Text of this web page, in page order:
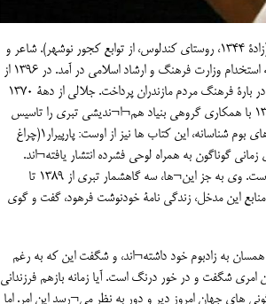
از فرهود هم در صفحۀ 613 جلد نخست دانشنامۀ مازندران چنین آمده است: «جلالی کندلوسی، فرهود(زادۀ 1344، روستای کندلوس، از توابع کجور نوشهر). شاعر و
پژوهشگر. در سال 1371 از دانشگاه تهران در رشتۀ علوم اجتماعی دانشنامۀ کارشناسی دریافت کرد وبه استخدام وزارت فرهنگ و ارشاد اسلامی در آمد. در 1396 از
دانشگاه گیلان گواهی نامۀ کارشناسی ارشد ایران شناسی گرفت. او از جوانی به سرودن شعر و پژوهش در بارۀ فرهنگ مردم مازندران پرداخت. جلالی از دهۀ 1370
طراح و گردانندۀ جشنواره های محلی در سطح کشوری بود. در 1382 موسسۀ فرهنگی پارپیرار و در 1389 با همکاری گروهی بنیاد هم¬ا¬ندیشی تبری را تاسیس
کرد...از 1392 ماهنامه¬ای به نام پارپیرار منتشر نمود. افزون بر همکاری با مطبوعات و نگارش مقاله های بوم شناسانه، این کتاب ها نیز از اوست: پارپیرار1(چراغ
اشک) این چهار کتاب، در بازه های زمانی گوناگون به همراه لوحی فشرده انتشار یافته¬اند.
داستان منظوم مینا و پلنگ، که رخدادگاه آن نیزروستای کوهستانی کندلوس است، از دیگر آثار جلالی¬ست. وی به جز این¬ها، سه گاهشمار تبری از 1389 تا
منابع این مدخل، زندگی نامۀ خودنوشت فرهود، گفت و گوی
به زادبوم خود داشته¬اند، و شگفت این که به رغم
امری شگفت و در خور درنگ است. آیا زمانه بازهم فرزندانی
های جهان امروز دیر و دور به نظر می¬رسد این امر. اما